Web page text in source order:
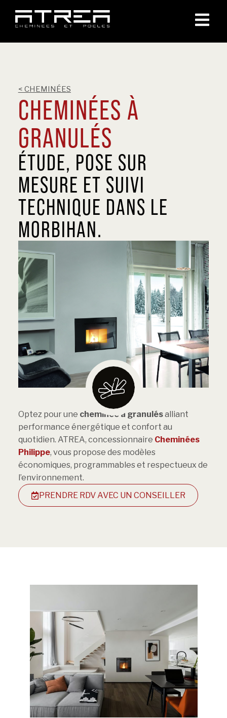
< CHEMINÉES
CHEMINÉES À
GRANULÉS
ÉTUDE, POSE SUR
MESURE ET SUIVI
TECHNIQUE DANS LE
MORBIHAN.
Optez pour une cheminée à granulésalliant
performance énergétique et confort au
quotidien. ATREA, concessionnaire Cheminées
Philippe, vous propose des modèles
économiques, programmables et respectueux de
l’environnement.
PRENDRE RDV AVEC UN CONSEILLER